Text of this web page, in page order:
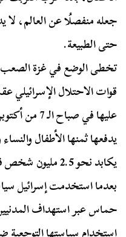
جعله منفصلُا عن العالم، لا
حتى الطبيعة.
تخطى الوضع في غزة الصعب
قوات الاحتلال
عليها في
يدفعها ثمنها الأطفال
يكابد نحو 2.5
بعدما استخدمت إسرائيل
حماس عبر استهداف